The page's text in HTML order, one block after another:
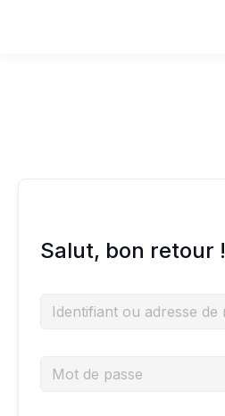
Salut, bon retour !